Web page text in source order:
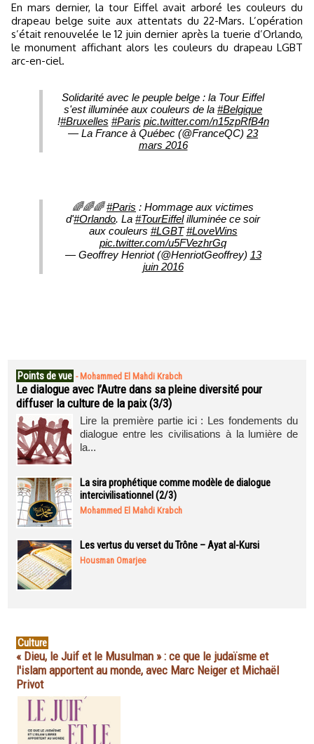
En mars dernier, la tour Eiffel avait arboré les couleurs du
drapeau belge suite aux attentats du 22-Mars. L’opération
s’était renouvelée le 12 juin dernier après la tuerie d’Orlando,
le monument affichant alors les couleurs du drapeau LGBT
arc-en-ciel.
Solidarité avec le peuple belge : la Tour Eiffel
s'est illuminée aux couleurs de la #Belgique
!#Bruxelles #Paris pic.twitter.com/n15zpRfB4n
— La France à Québec (@FranceQC) 23
mars 2016
🌈🌈🌈#Paris : Hommage aux victimes
d'#Orlando. La #TourEiffelilluminée ce soir
aux couleurs #LGBT #LoveWins
pic.twitter.com/u5FVezhrGq
— Geoffrey Henriot (@HenriotGeoffrey) 13
juin 2016
Points de vue - Mohammed El Mahdi Krabch
Le dialogue avec l’Autre dans sa pleine diversité pour
diffuser la culture de la paix (3/3)
Lire la première partie ici : Les fondements du
dialogue entre les civilisations à la lumière de
la...
La sira prophétique comme modèle de dialogue
intercivilisationnel (2/3)
Mohammed El Mahdi Krabch
Les vertus du verset du Trône – Ayat al-Kursi
Housman Omarjee
Culture
« Dieu, le Juif et le Musulman » : ce que le judaïsme et
l'islam apportent au monde, avec Marc Neiger et Michaël
Privot